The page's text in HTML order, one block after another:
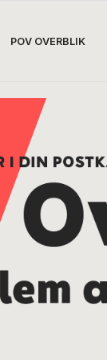
POV OVERBLIK